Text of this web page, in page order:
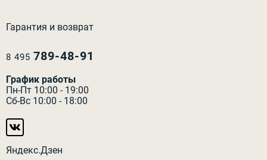
Гарантия и возврат
8 495 789-48-91
График работы
Пн-Пт 10:00 - 19:00
Сб-Вс 10:00 - 18:00
Яндекс.Дзен